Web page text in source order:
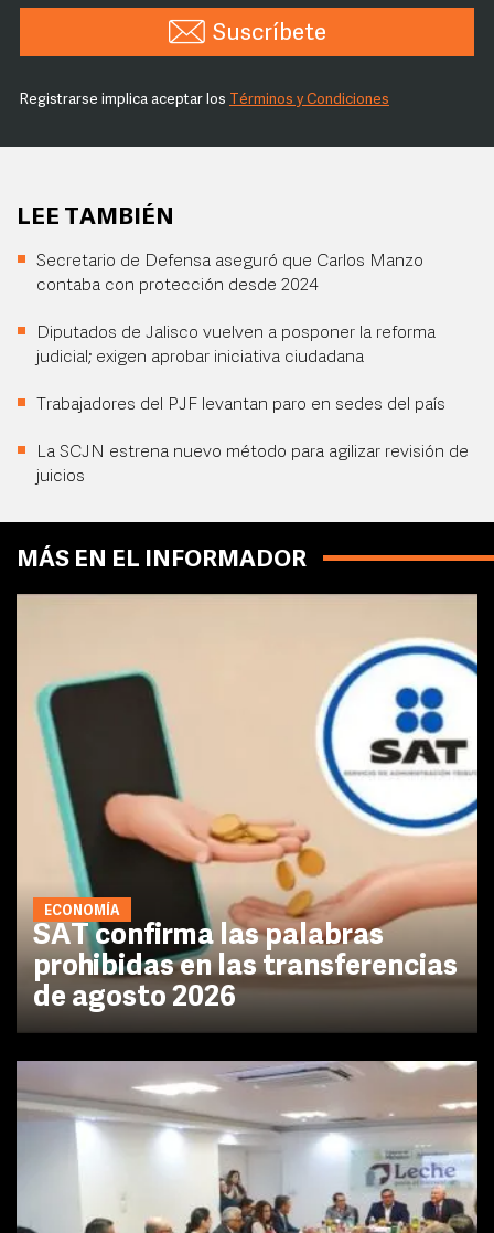
Suscríbete
Registrarse implica aceptar los Términos y Condiciones
LEE TAMBIÉN
Secretario de Defensa aseguró que Carlos Manzo
contaba con protección desde 2024
Diputados de Jalisco vuelven a posponer la reforma
judicial; exigen aprobar iniciativa ciudadana
Trabajadores del PJF levantan paro en sedes del país
La SCJN estrena nuevo método para agilizar revisión de
juicios
MÁS EN EL INFORMADOR
ECONOMÍA
SAT confirma las palabras
prohibidas en las transferencias
de agosto 2026